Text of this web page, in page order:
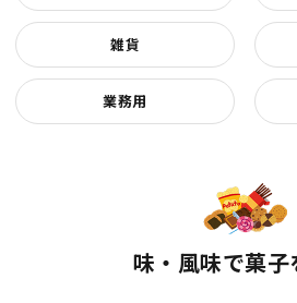
雑貨
業務用
味・風味で菓子